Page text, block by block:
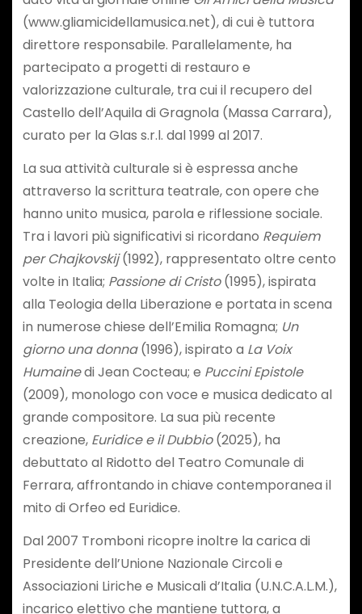
(www.gliamicidellamusica.net), di cui è tuttora
direttore responsabile. Parallelamente, ha
partecipato a progetti di restauro e
valorizzazione culturale, tra cui il recupero del
Castello dell’Aquila di Gragnola (Massa Carrara),
curato per la Glas s.r.l. dal 1999 al 2017.
La sua attività culturale si è espressa anche
attraverso la scrittura teatrale, con opere che
hanno unito musica, parola e riflessione sociale.
Tra i lavori più significativi si ricordano Requiem
per Chajkovskij(1992), rappresentato oltre cento
volte in Italia; Passione di Cristo(1995), ispirata
alla Teologia della Liberazione e portata in scena
in numerose chiese dell’Emilia Romagna; Un
giorno una donna(1996), ispirato a La Voix
Humainedi Jean Cocteau; e Puccini Epistole
(2009), monologo con voce e musica dedicato al
grande compositore. La sua più recente
creazione, Euridice e il Dubbio(2025), ha
debuttato al Ridotto del Teatro Comunale di
Ferrara, affrontando in chiave contemporanea il
mito di Orfeo ed Euridice.
Dal 2007 Tromboni ricopre inoltre la carica di
Presidente dell’Unione Nazionale Circoli e
Associazioni Liriche e Musicali d’Italia (U.N.C.A.L.M.),
incarico elettivo che mantiene tuttora, a